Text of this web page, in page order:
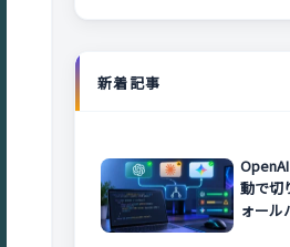
新着記事
動で切
ォール